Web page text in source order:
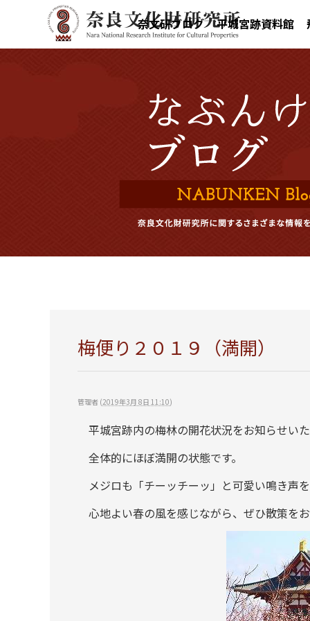
奈文研ブログ 平城宮跡資料館
梅便り２０１９（満開）
管理者 (2019年3月 8日 11:10)
平城宮跡内の梅林の開花状況をお知らせい
全体的にほぼ満開の状態です。
メジロも「チーッチーッ」と可愛い鳴き声
心地よい春の風を感じながら、ぜひ散策を